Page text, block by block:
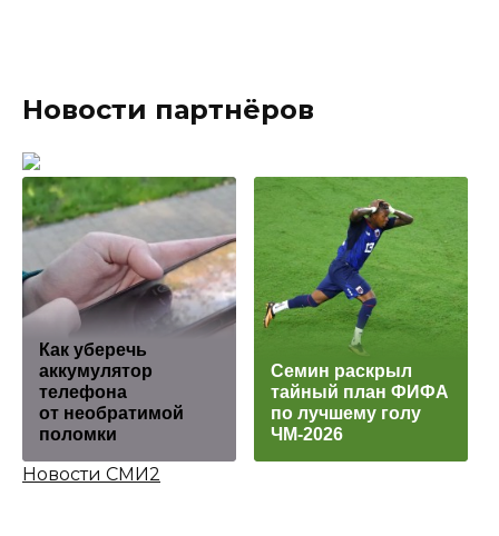
Новости партнёров
Как уберечь
аккумулятор
телефона
от необратимой
поломки
Семин раскрыл
тайный план ФИФА
по лучшему голу
ЧМ-2026
Новости СМИ2